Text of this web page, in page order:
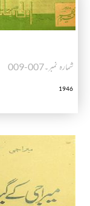
شمارہ نمبر۔007-009
1946